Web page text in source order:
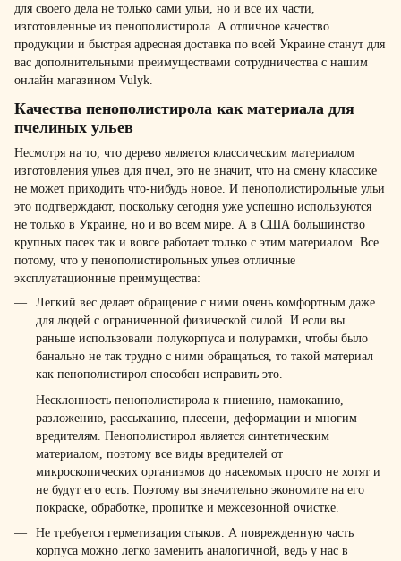
для своего дела не только сами ульи, но и все их части,
изготовленные из пенополистирола. А отличное качество
продукции и быстрая адресная доставка по всей Украине станут для
вас дополнительными преимуществами сотрудничества с нашим
онлайн магазином Vulyk.
Качества пенополистирола как материала для
пчелиных ульев
Несмотря на то, что дерево является классическим материалом
изготовления ульев для пчел, это не значит, что на смену классике
не может приходить что-нибудь новое. И пенополистирольные ульи
это подтверждают, поскольку сегодня уже успешно используются
не только в Украине, но и во всем мире. А в США большинство
крупных пасек так и вовсе работает только с этим материалом. Все
потому, что у пенополистирольных ульев отличные
эксплуатационные преимущества:
Легкий вес делает обращение с ними очень комфортным даже
для людей с ограниченной физической силой. И если вы
раньше использовали полукорпуса и полурамки, чтобы было
банально не так трудно с ними обращаться, то такой материал
как пенополистирол способен исправить это.
Несклонность пенополистирола к гниению, намоканию,
разложению, рассыханию, плесени, деформации и многим
вредителям. Пенополистирол является синтетическим
материалом, поэтому все виды вредителей от
микроскопических организмов до насекомых просто не хотят и
не будут его есть. Поэтому вы значительно экономите на его
покраске, обработке, пропитке и межсезонной очистке.
Не требуется герметизация стыков. А поврежденную часть
корпуса можно легко заменить аналогичной, ведь у нас в